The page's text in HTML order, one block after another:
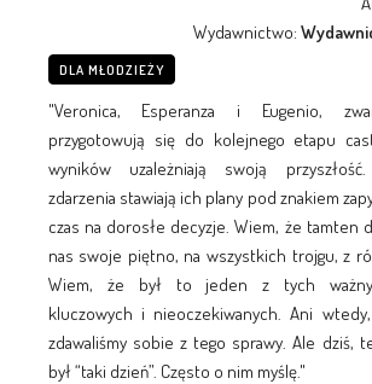
Wydawnictwo:
DLA MŁODZIEŻY
"Veronica, Esperanza i Eugenio,
przygotowują się do kolejnego etapu
wyników uzależniają swoją przyszłość.
zdarzenia stawiają ich plany pod znakiem
czas na dorosłe decyzje. Wiem, że tamten
nas swoje piętno, na wszystkich trojgu, z
Wiem, że był to jeden z tych
kluczowych i nieoczekiwanych. Ani
zdawaliśmy sobie z tego sprawy. Ale dziś,
był “taki dzień”. Często o nim myślę."